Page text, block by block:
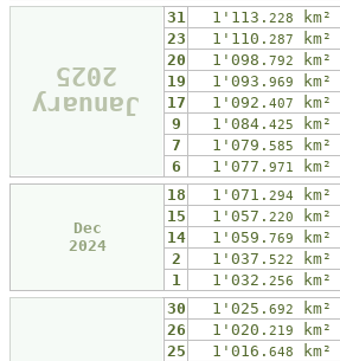
January
2025
31 1'113. 228 km²
23
1'110. 287 km²
20
1'098. 792 km²
19
1'093. 969 km²
17
1'092. 407 km²
9
1'084. 425 km²
7
1'079. 585 km²
6
1'077. 971 km²
Dec
2024
18 1'071. 294 km²
15
1'057. 220 km²
14
1'059. 769 km²
2
1'037. 522 km²
1
1'032. 256 km²
30 1'025. 692 km²
26
1'020. 219 km²
25
1'016. 648 km²